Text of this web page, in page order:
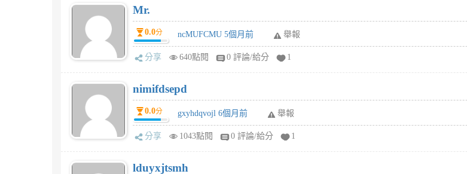
Mr.
0.0分 ncMUFCMU 5個月前 舉報
分享 640點閱 0 評論/給分 1
nimifdsepd
0.0分 gxyhdqvojl 6個月前 舉報
分享 1043點閱 0 評論/給分 1
lduyxjtsmh